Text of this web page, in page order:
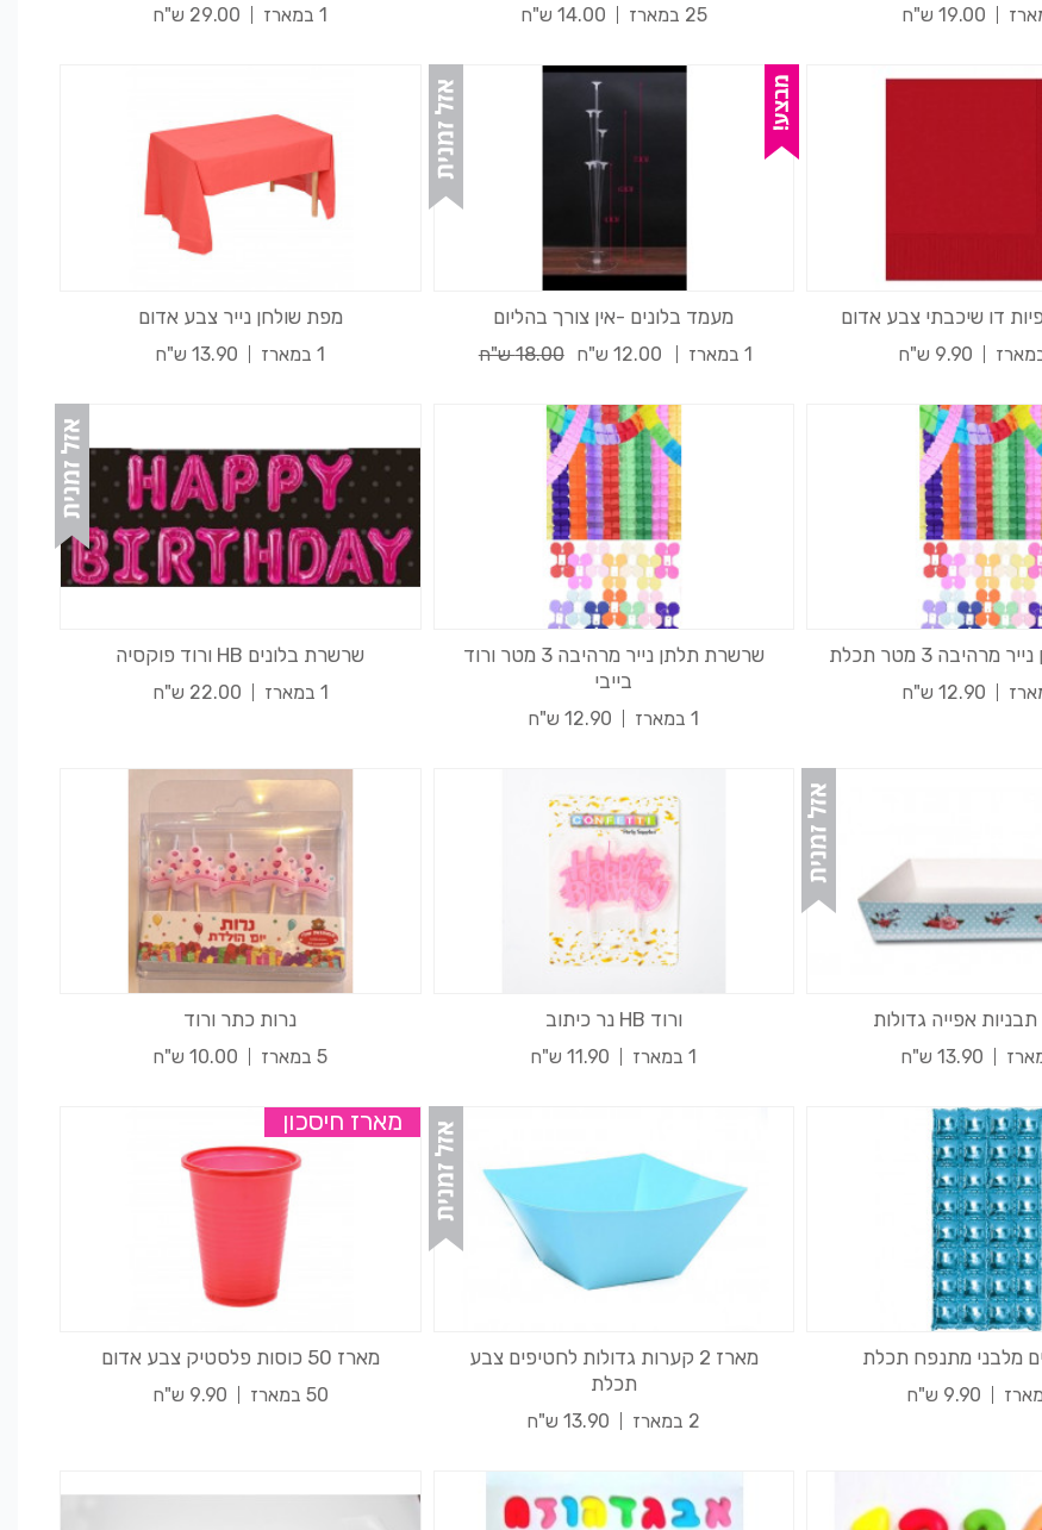
19.00 ש"ח 25 במארז 14.00 ש"ח 1 במארז 29.00 ש"ח
9.90 ש"ח
מעמד בלונים -אין צורך בהליום
1 במארז 12.00 ש"ח 18.00 ש"ח
מפת שולחן נייר צבע אדום
1 במארז 13.90 ש"ח
3 מטר תכלת
12.90 ש"ח
שרשרת תלתן נייר מרהיבה 3 מטר ורוד
בייבי
1 במארז 12.90 ש"ח
שרשרת בלונים HB ורוד פוקסיה
1 במארז 22.00 ש"ח
13.90 ש"ח
ורוד HB נר כיתוב
1 במארז 11.90 ש"ח
נרות כתר ורוד
5 במארז 10.00 ש"ח
מלבני מתנפח תכלת
9.90 ש"ח
מארז 2 קערות גדולות לחטיפים צבע
תכלת
2 במארז 13.90 ש"ח
מארז חיסכון
מארז 50 כוסות פלסטיק צבע אדום
50 במארז 9.90 ש"ח